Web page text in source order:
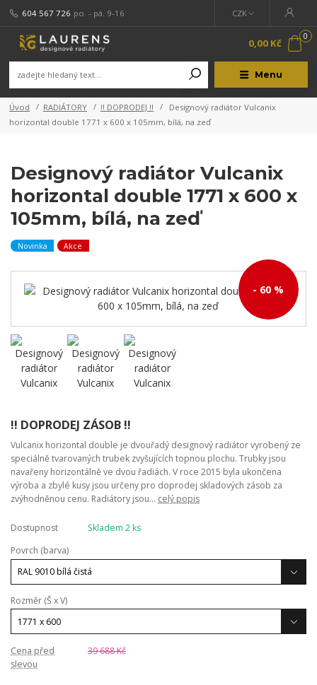
Menu
CZK
604 567 726 po. - pá. 9-16
0
0,00 Kč
Úvod RADIÁTORY !! DOPRODEJ !!
Designový radiátor Vulcanix
horizontal double 1771 x 600 x 105mm, bílá, na zeď
Designový radiátor Vulcanix
horizontal double 1771 x 600 x
105mm, bílá, na zeď
Novinka Akce
- 60 %
!! DOPRODEJ ZÁSOB !!
Vulcanix horizontal double je dvouřadý designový radiátor vyrobený ze
speciálně tvarovaných trubek zvyšujících topnou plochu. Trubky jsou
navařeny horizontálně ve dvou řadiách. V roce 2015 byla ukončena
výroba a zbylé kusy jsou určeny pro doprodej skladových zásob za
zvýhodněnou cenu. Radiátory jsou... celý popis
Dostupnost
Skladem 2 ks
Povrch (barva)
Rozměr (Š x V)
Cena před
slevou
39 688 Kč